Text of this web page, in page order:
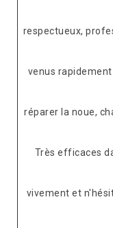
respectueux,
venus
réparer la noue,
Très efficaces
vivement et